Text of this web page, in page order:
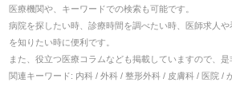
医療機関や、キーワードでの検索も可能です。
病院を探したい時、診療時間を調べたい時、医師求人
を知りたい時に便利です。
また、役立つ医療コラムなども掲載していますので、是
関連キーワード: 内科 / 外科 / 整形外科 / 皮膚科 / 医院 /